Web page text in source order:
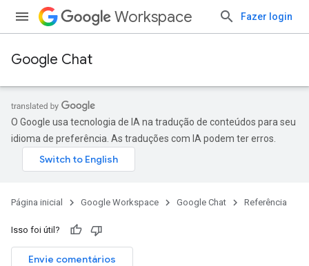
Workspace Fazer login
Google Chat
O Google usa tecnologia de IA na tradução de conteúdos para seu
idioma de preferência. As traduções com IA podem ter erros.
Página inicial Google Workspace Google Chat Referência
Isso foi útil?
Envie comentários